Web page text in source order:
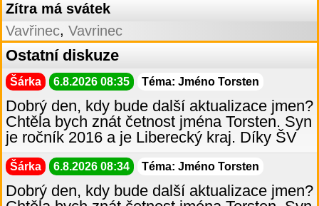
Zítra má svátek
Vavřinec, Vavrinec
Ostatní diskuze
Šárka 6.8.2026 08:35 Téma: Jméno Torsten
Dobrý den, kdy bude další aktualizace jmen?
Chtěla bych znát četnost jména Torsten. Syn
je ročník 2016 a je Liberecký kraj. Díky ŠV
Šárka 6.8.2026 08:34 Téma: Jméno Torsten
Dobrý den, kdy bude další aktualizace jmen?